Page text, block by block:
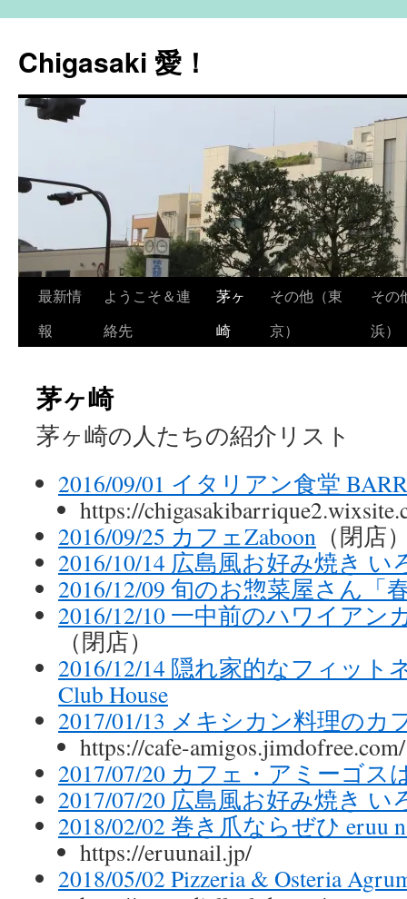
テ
ン
へ
Chigasaki 愛！
最新情
報
ようこそ＆連
絡先
茅ヶ
崎
その他（東
京）
その
浜）
茅ヶ崎
茅ヶ崎の人たちの紹介リスト
2016/09/01 イタリアン食堂
https://
2016/09/25 カフェZaboon （閉店
2016/10/14 広島風お好み焼き い
2016/12/09 旬のお惣菜屋さん「
2016/12/10 一中前のハワイアン
（閉店）
2016/12/14 隠れ家的なフィット
Club House
2017/01/13 メキシカン料理のカ
https://cafe-amigos.jimdofree.com/
2017/07/20 カフェ・アミーゴス
2017/07/20 広島風お好み焼き い
2018/02/02 巻き爪ならぜひ eruu
https://eruunail.jp/
2018/05/02 Pizzeria & Osteria